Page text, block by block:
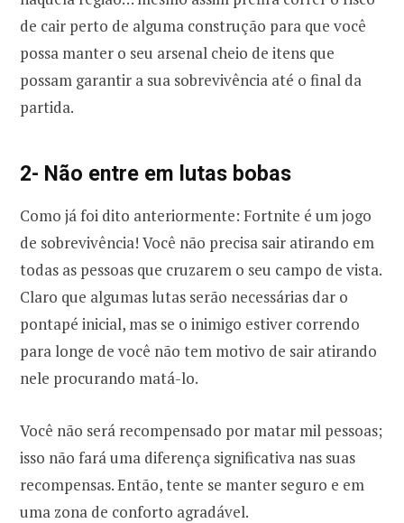
de cair perto de alguma construção para que você
possa manter o seu arsenal cheio de itens que
possam garantir a sua sobrevivência até o final da
partida.
2- Não entre em lutas bobas
Como já foi dito anteriormente: Fortnite é um jogo
de sobrevivência! Você não precisa sair atirando em
todas as pessoas que cruzarem o seu campo de vista.
Claro que algumas lutas serão necessárias dar o
pontapé inicial, mas se o inimigo estiver correndo
para longe de você não tem motivo de sair atirando
nele procurando matá-lo.
Você não será recompensado por matar mil pessoas;
isso não fará uma diferença significativa nas suas
recompensas. Então, tente se manter seguro e em
uma zona de conforto agradável.